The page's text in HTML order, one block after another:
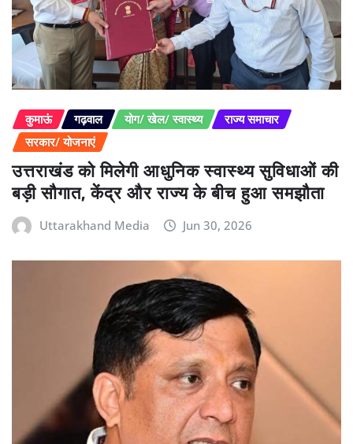
कुमाऊं गढ़वाल योग/ खेल/ स्वास्थ्य
राज्य समाचार
सरकार/ योजनाएं
उत्तराखंड को मिलेगी आधुनिक स्वास्थ्य सुविधाओं की
बड़ी सौगात, केंद्र और राज्य के बीच हुआ समझौता
Uttarakhand Media Jun 30, 2026